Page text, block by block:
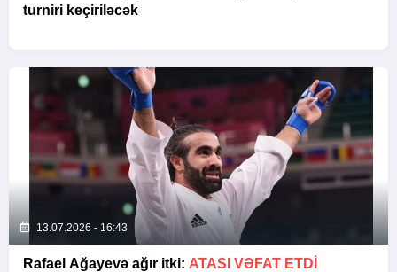
turniri keçiriləcək
13.07.2026 - 16:43
Rafael Ağayevə ağır itki: ATASI VƏFAT ETDI